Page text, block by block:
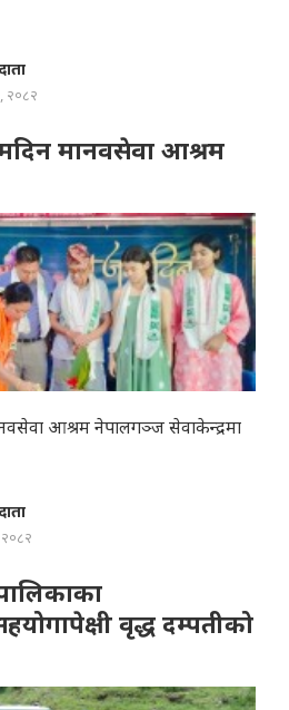
२०८२
मानवसेवा आश्रम
आश्रम नेपालगञ्ज सेवाकेन्द्रमा
वृद्ध दम्पतीको